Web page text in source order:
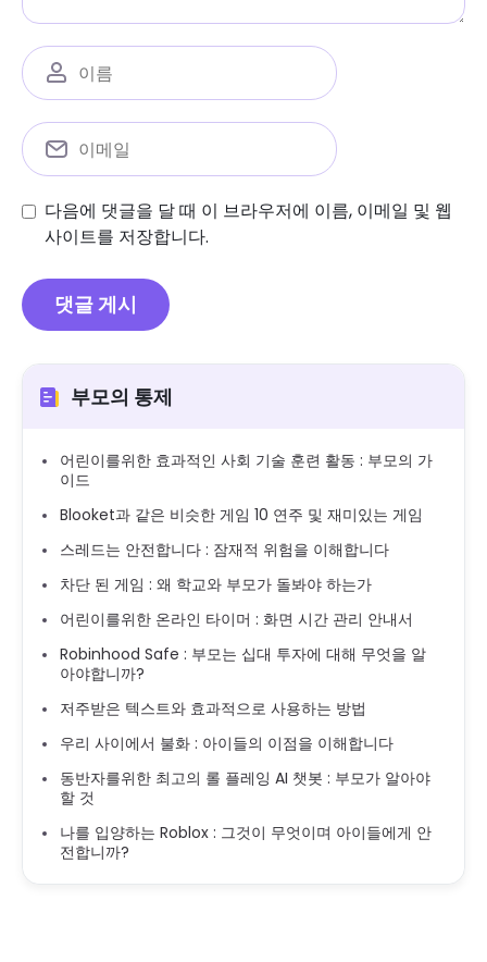
다음에 댓글을 달 때 이 브라우저에 이름, 이메일 및 웹
사이트를 저장합니다.
부모의 통제
어린이를위한 효과적인 사회 기술 훈련 활동 : 부모의 가
이드
Blooket과 같은 비슷한 게임 10 연주 및 재미있는 게임
스레드는 안전합니다 : 잠재적 위험을 이해합니다
차단 된 게임 : 왜 학교와 부모가 돌봐야 하는가
어린이를위한 온라인 타이머 : 화면 시간 관리 안내서
Robinhood Safe : 부모는 십대 투자에 대해 무엇을 알
아야합니까?
저주받은 텍스트와 효과적으로 사용하는 방법
우리 사이에서 불화 : 아이들의 이점을 이해합니다
동반자를위한 최고의 롤 플레잉 AI 챗봇 : 부모가 알아야
할 것
나를 입양하는 Roblox : 그것이 무엇이며 아이들에게 안
전합니까?